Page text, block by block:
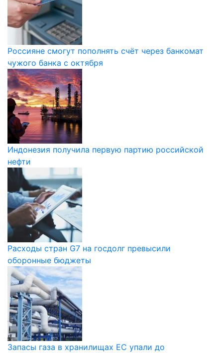
Россияне смогут пополнять счёт через банкомат
чужого банка с октября
Индонезия получила первую партию российской
нефти
Расходы стран G7 на госдолг превысили
оборонные бюджеты
Запасы газа в хранилищах ЕС упали до